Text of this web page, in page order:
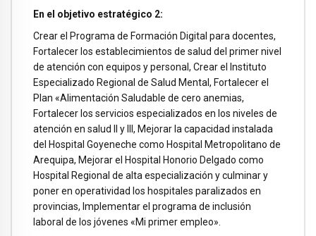
En el objetivo estratégico 2:
Crear el Programa de Formación Digital para docentes,
Fortalecer los establecimientos de salud del primer nivel
de atención con equipos y personal, Crear el Instituto
Especializado Regional de Salud Mental, Fortalecer el
Plan «Alimentación Saludable de cero anemias,
Fortalecer los servicios especializados en los niveles de
atención en salud II y III, Mejorar la capacidad instalada
del Hospital Goyeneche como Hospital Metropolitano de
Arequipa, Mejorar el Hospital Honorio Delgado como
Hospital Regional de alta especialización y culminar y
poner en operatividad los hospitales paralizados en
provincias, Implementar el programa de inclusión
laboral de los jóvenes «Mi primer empleo».